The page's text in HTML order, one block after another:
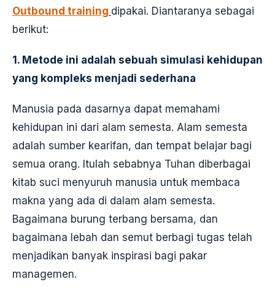
Outbound training dipakai. Diantaranya sebagai
berikut:
1. Metode ini adalah sebuah simulasi kehidupan
yang kompleks menjadi sederhana
Manusia pada dasarnya dapat memahami
kehidupan ini dari alam semesta. Alam semesta
adalah sumber kearifan, dan tempat belajar bagi
semua orang. Itulah sebabnya Tuhan diberbagai
kitab suci menyuruh manusia untuk membaca
makna yang ada di dalam alam semesta.
Bagaimana burung terbang bersama, dan
bagaimana lebah dan semut berbagi tugas telah
menjadikan banyak inspirasi bagi pakar
managemen.